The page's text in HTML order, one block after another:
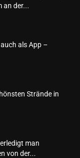
an der...
als App –
Strände in
man
von der...